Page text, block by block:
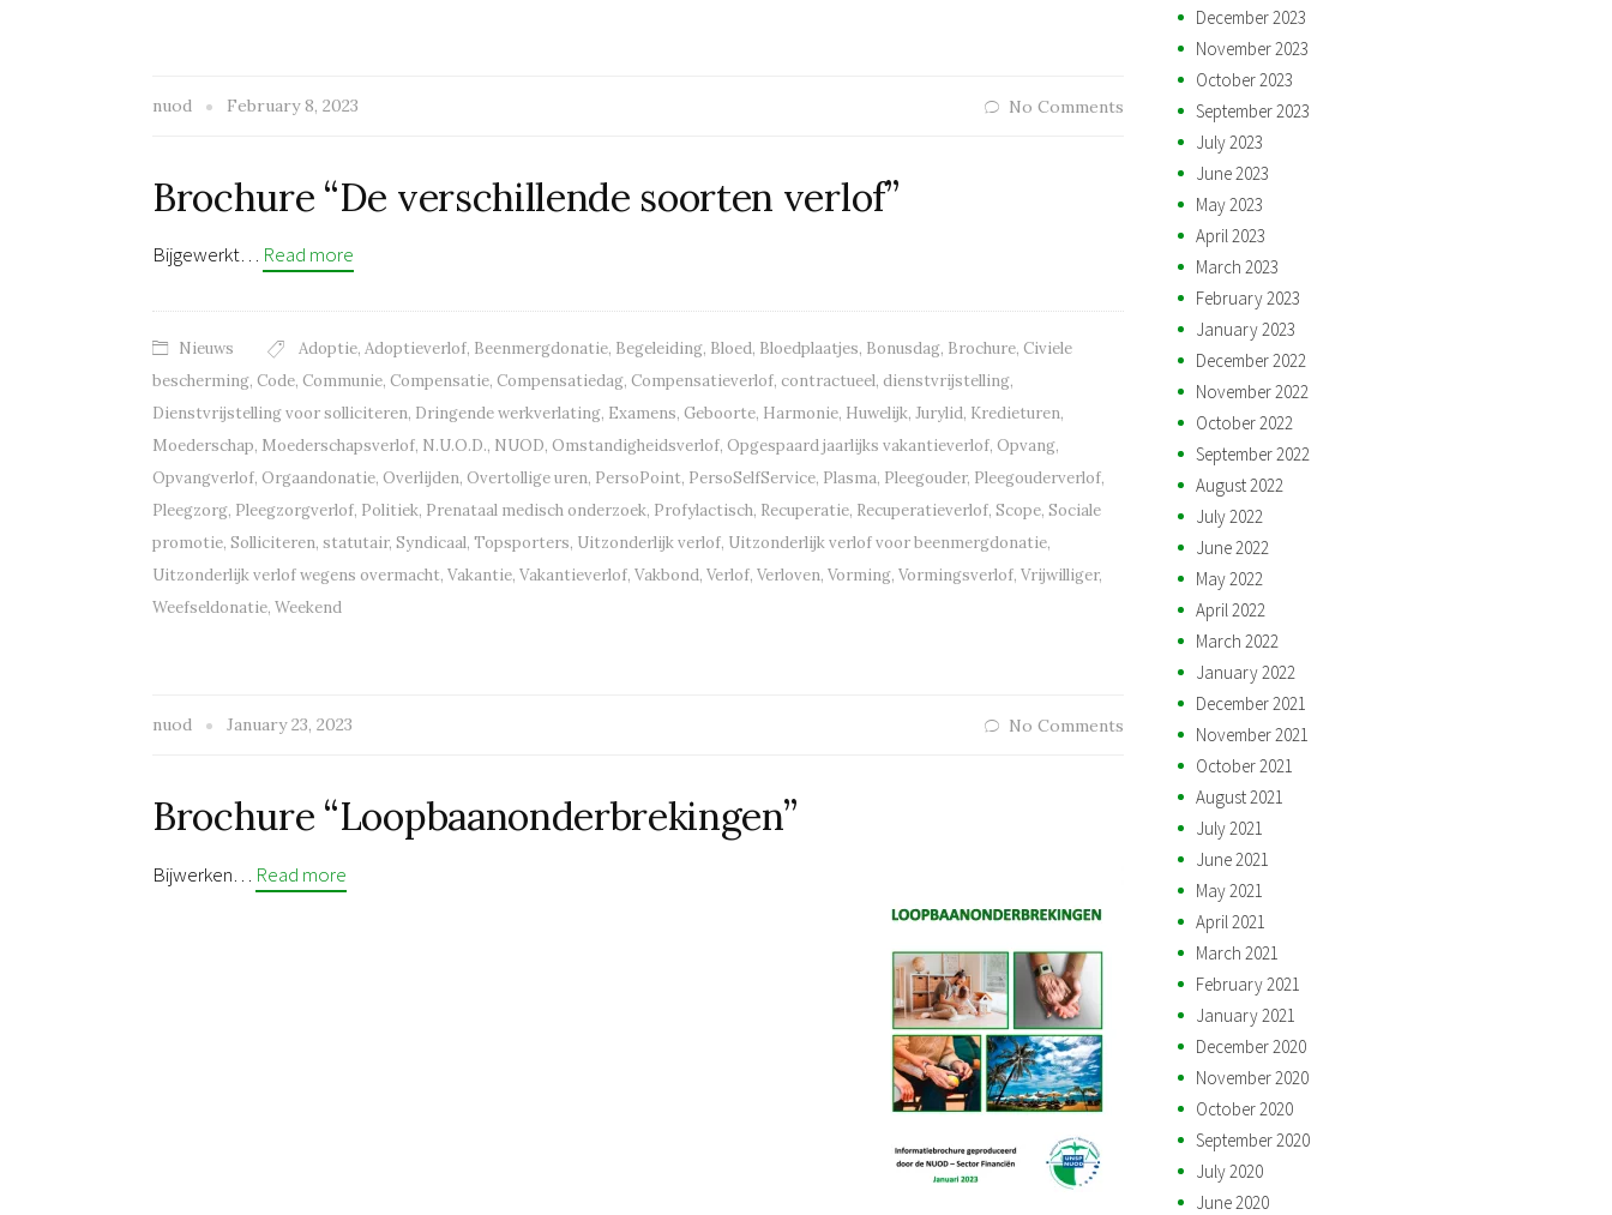
nuod February 8, 2023 No Comments
Brochure “De verschillende soorten verlof”
Bijgewerkt… Read more
Nieuws Adoptie, Adoptieverlof, Beenmergdonatie, Begeleiding, Bloed, Bloedplaatjes, Bonusdag, Brochure, Civiele
bescherming, Code, Communie, Compensatie, Compensatiedag, Compensatieverlof, contractueel, dienstvrijstelling,
Dienstvrijstelling voor solliciteren, Dringende werkverlating, Examens, Geboorte, Harmonie, Huwelijk, Jurylid, Kredieturen,
Moederschap, Moederschapsverlof, N.U.O.D., NUOD, Omstandigheidsverlof, Opgespaard jaarlijks vakantieverlof, Opvang,
Opvangverlof, Orgaandonatie, Overlijden, Overtollige uren, PersoPoint, PersoSelfService, Plasma, Pleegouder, Pleegouderverlof,
Pleegzorg, Pleegzorgverlof, Politiek, Prenataal medisch onderzoek, Profylactisch, Recuperatie, Recuperatieverlof, Scope, Sociale
promotie, Solliciteren, statutair, Syndicaal, Topsporters, Uitzonderlijk verlof, Uitzonderlijk verlof voor beenmergdonatie,
Uitzonderlijk verlof wegens overmacht, Vakantie, Vakantieverlof, Vakbond, Verlof, Verloven, Vorming, Vormingsverlof, Vrijwilliger,
Weefseldonatie, Weekend
nuod January 23, 2023 No Comments
Brochure “Loopbaanonderbrekingen”
Bijwerken… Read more
December 2023
November 2023
October 2023
September 2023
July 2023
June 2023
May 2023
April 2023
March 2023
February 2023
January 2023
December 2022
November 2022
October 2022
September 2022
August 2022
July 2022
June 2022
May 2022
April 2022
March 2022
January 2022
December 2021
November 2021
October 2021
August 2021
July 2021
June 2021
May 2021
April 2021
March 2021
February 2021
January 2021
December 2020
November 2020
October 2020
September 2020
July 2020
June 2020